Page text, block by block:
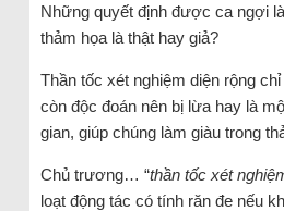
Những quyết định được ca ngợi
thảm họa là thật hay giả?
Thần tốc xét nghiệm diện rộng
còn độc đoán nên bị lừa hay là
gian, giúp chúng làm giàu trong
Chủ trương… “thần tốc xét
loạt động tác có tính răn đe nếu